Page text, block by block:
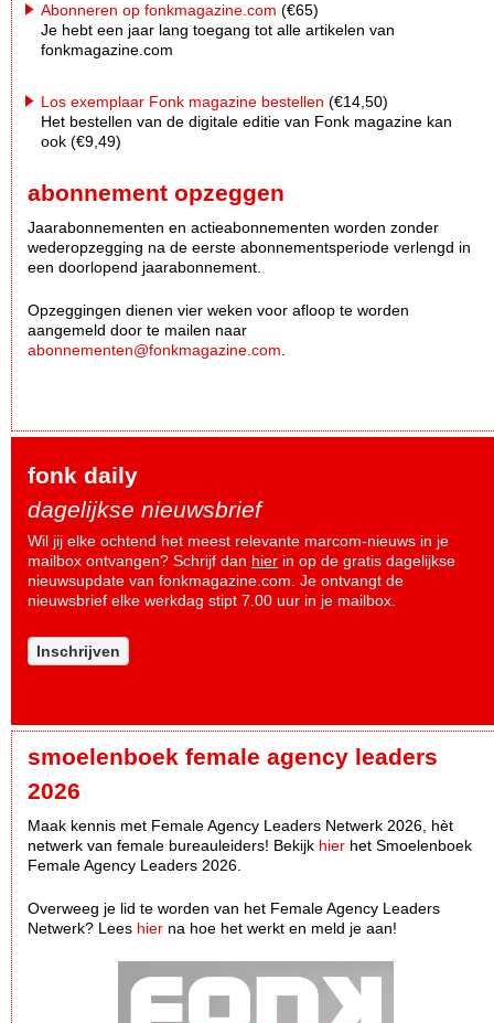
Abonneren op fonkmagazine.com (€65)
Je hebt een jaar lang toegang tot alle artikelen van
fonkmagazine.com
Los exemplaar Fonk magazine bestellen (€14,50)
Het bestellen van de digitale editie van Fonk magazine kan
ook (€9,49)
abonnement opzeggen
Jaarabonnementen en actieabonnementen worden zonder
wederopzegging na de eerste abonnementsperiode verlengd in
een doorlopend jaarabonnement.
Opzeggingen dienen vier weken voor afloop te worden
aangemeld door te mailen naar
abonnementen@fonkmagazine.com.
fonk daily
dagelijkse nieuwsbrief
Wil jij elke ochtend het meest relevante marcom-nieuws in je
mailbox ontvangen? Schrijf dan hier in op de gratis dagelijkse
nieuwsupdate van fonkmagazine.com. Je ontvangt de
nieuwsbrief elke werkdag stipt 7.00 uur in je mailbox.
Inschrijven
smoelenboek female agency leaders
2026
Maak kennis met Female Agency Leaders Netwerk 2026, hèt
netwerk van female bureauleiders! Bekijk hier het Smoelenboek
Female Agency Leaders 2026.
Overweeg je lid te worden van het Female Agency Leaders
Netwerk? Lees hier na hoe het werkt en meld je aan!